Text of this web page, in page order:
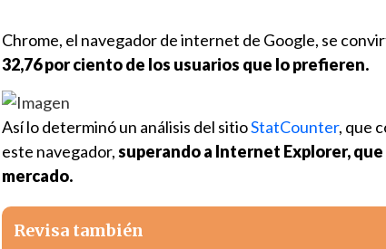
Chrome, el navegador de internet de Google, se
32,76 por ciento de los usuarios que lo prefieren.
Así lo determinó un análisis del sitioStatCounter, que
este navegador,superando a Internet Explorer,
mercado.
Revisa también